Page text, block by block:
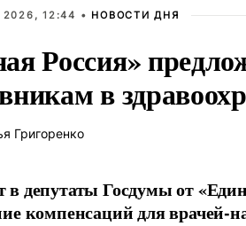
12:44 • НОВОСТИ ДНЯ
Россия»
в
Григоренко
в депутаты Госдумы от
компенсаций для врачей-